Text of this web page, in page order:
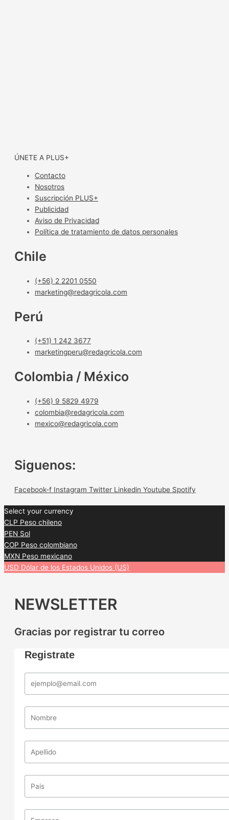
ÚNETE A PLUS+
Contacto
Nosotros
Suscripción PLUS+
Publicidad
Aviso de Privacidad
Política de tratamiento de datos personales
Chile
(+56) 2 2201 0550
marketing@redagricola.com
Perú
(+51) 1 242 3677
marketingperu@redagricola.com
Colombia / México
(+56) 9 5829 4979
colombia@redagricola.com
mexico@redagricola.com
Siguenos:
Facebook-f Instagram Twitter Linkedin Youtube Spotify
Select your currency
CLP Peso chileno
PEN Sol
COP Peso colombiano
MXN Peso mexicano
USD Dólar de los Estados Unidos (US)
NEWSLETTER
Gracias por registrar tu correo
Registrate